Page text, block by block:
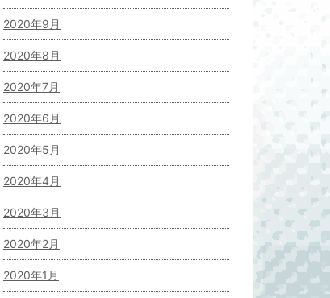
2020年9月
2020年8月
2020年7月
2020年6月
2020年5月
2020年4月
2020年3月
2020年2月
2020年1月